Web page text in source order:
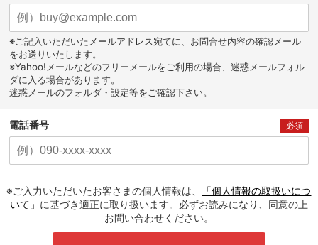
※ご記入いただいたメールアドレス宛てに、お問合せ内容の確認メール
をお送りいたします。
※Yahoo!メールなどのフリーメールをご利用の場合、迷惑メールフォル
ダに入る場合があります。
迷惑メールのフォルダ・設定等をご確認下さい。
電話番号 必須
※ご入力いただいたお客さまの個人情報は、
「個人情報の取扱いにつ
いて」 に基づき適正に取り扱います。必ずお読みになり、同意の上
お問い合わせください。